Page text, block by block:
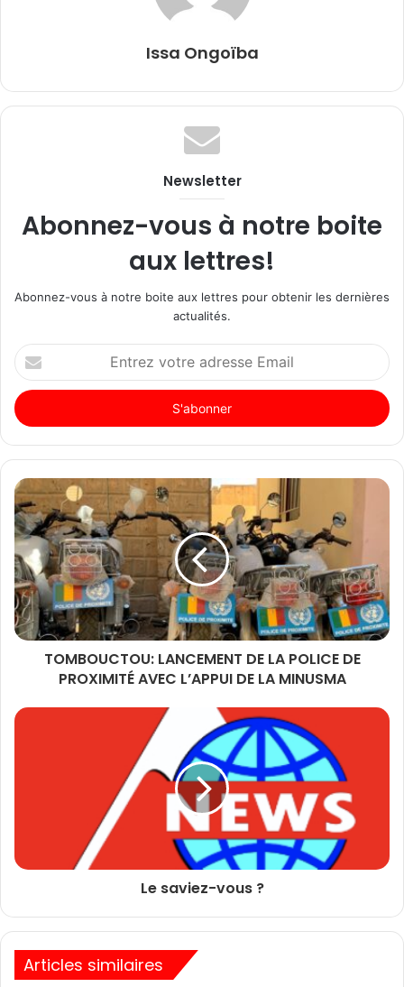
Issa Ongoïba
Newsletter
Abonnez-vous à notre boite
aux lettres!
Abonnez-vous à notre boite aux lettres pour obtenir les dernières
actualités.
Entrez
votre
adresse
Email
TOMBOUCTOU: LANCEMENT DE LA POLICE DE
PROXIMITÉ AVEC L’APPUI DE LA MINUSMA
Le saviez-vous ?
Articles similaires